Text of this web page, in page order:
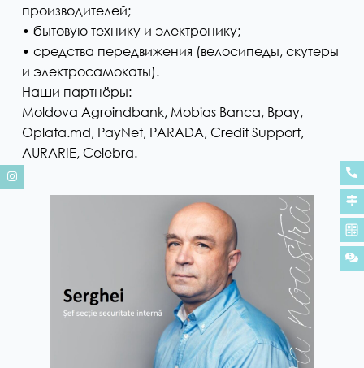
производителей;
• бытовую технику и электронику;
• средства передвижения (велосипеды, скутеры
и электросамокаты).
Наши партнёры:
Moldova Agroindbank, Mobias Banca, Bpay,
Oplata.md, PayNet, PARADA, Credit Support,
AURARIE, Celebra.